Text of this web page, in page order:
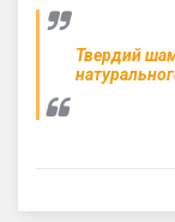
Твердий